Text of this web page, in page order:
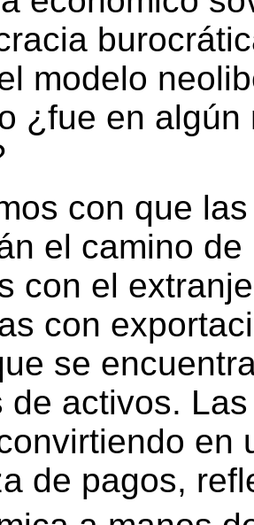
modelo
¿fue en
con que
el camino
con el
con
se
de activos.
en
de pagos,